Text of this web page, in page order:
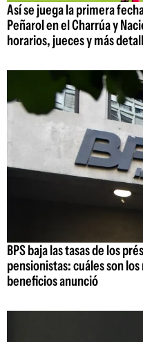
Así se juega la primera
Peñarol en el Charrúa y
horarios, jueces y más
BPS baja las tasas de los
pensionistas: cuáles son
beneficios anunció